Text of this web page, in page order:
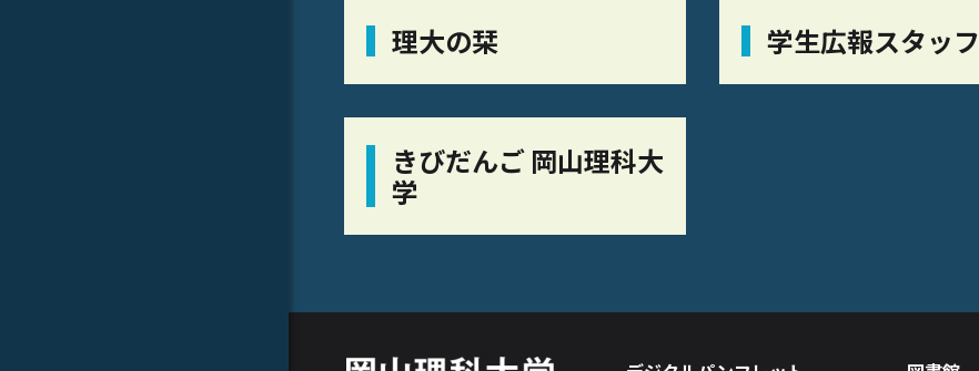
理大の栞 学生広報スタッフ
きびだんご 岡山理科大
学